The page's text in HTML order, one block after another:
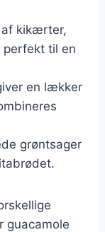
af kikærter,
til en
en lækker
grøntsager
guacamole